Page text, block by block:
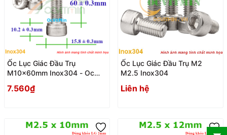
Ốc Lục Giác Đầu Trụ
M10x60mm Inox304 - Oc
7.560₫
Ốc Lục Giác Đầu Trụ M2
M2.5 Inox304
Liên hệ